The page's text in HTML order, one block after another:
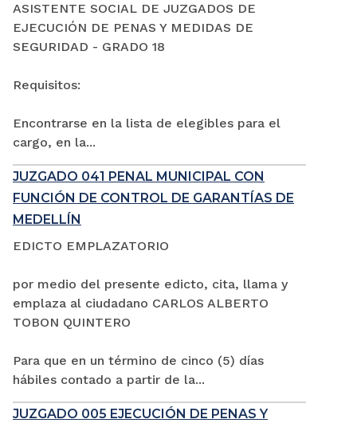
ASISTENTE SOCIAL DE JUZGADOS DE
EJECUCIÓN DE PENAS Y MEDIDAS DE
SEGURIDAD - GRADO 18
Requisitos:
Encontrarse en la lista de elegibles para el
cargo, en la...
JUZGADO 041 PENAL MUNICIPAL CON
FUNCIÓN DE CONTROL DE GARANTÍAS DE
MEDELLÍN
EDICTO EMPLAZATORIO
por medio del presente edicto, cita, llama y
emplaza al ciudadano CARLOS ALBERTO
TOBON QUINTERO
Para que en un término de cinco (5) días
hábiles contado a partir de la...
JUZGADO 005 EJECUCIÓN DE PENAS Y